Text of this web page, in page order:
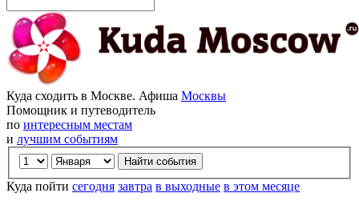
Куда сходить в Москве. Афиша Москвы
Помощник и путеводитель
по интересным местам
и лучшим событиям
Куда пойти сегодня завтра в выходные в этом месяце